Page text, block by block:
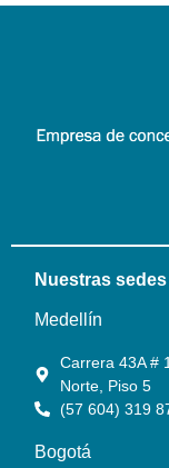
Nuestras sedes
Medellín
Carrera 43A #
Norte, Piso 5
(57 604) 319
Bogotá